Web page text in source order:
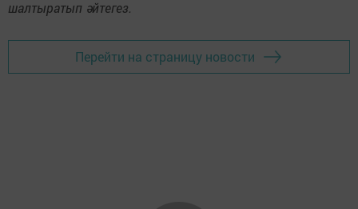
шалтыратып әйтегез.
Перейти на страницу новости